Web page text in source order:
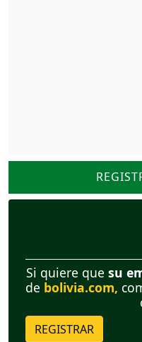
Si quiere que su
de bolivia.com,
REGISTRAR